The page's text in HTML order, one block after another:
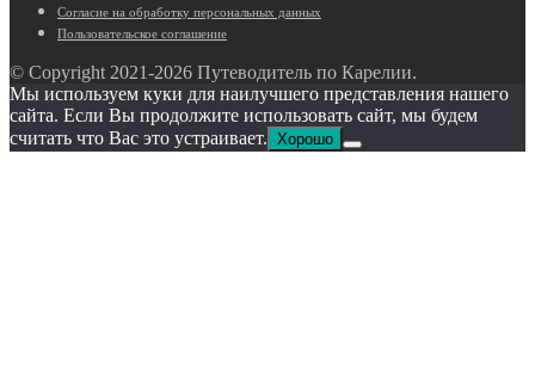
Согласие на обработку персональных данных
Пользовательское cоглашение
© Copyright 2021-2026 Путеводитель по Карелии.
Мы используем куки для наилучшего представления нашего
сайта. Если Вы продолжите использовать сайт, мы будем
считать что Вас это устраивает. Хорошо